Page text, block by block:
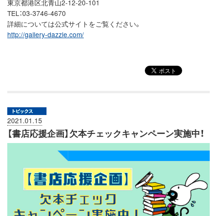
東京都港区北青山2-12-20-101
TEL：03-3746-4670
詳細については公式サイトをご覧ください。
http://gallery-dazzle.com/
2021.01.15
【書店応援企画】欠本チェックキャンペーン実施中！